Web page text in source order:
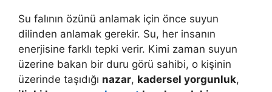
Su falının özünü anlamak için önce suyun
dilinden anlamak gerekir. Su, her insanın
enerjisine farklı tepki verir. Kimi zaman suyun
üzerine bakan bir duru görü sahibi, o kişinin
üzerinde taşıdığı nazar, kadersel yorgunluk,